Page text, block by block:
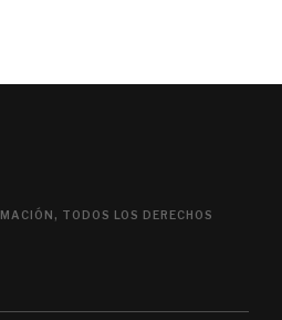
TODOS LOS DERECHOS